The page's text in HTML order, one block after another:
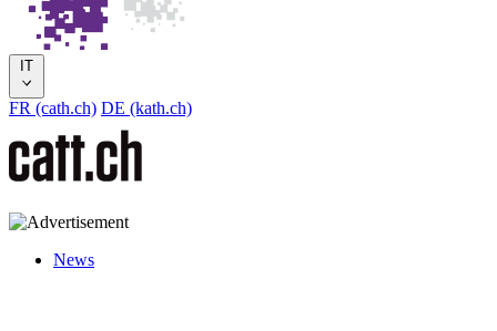
IT
FR (cath.ch) DE (kath.ch)
News